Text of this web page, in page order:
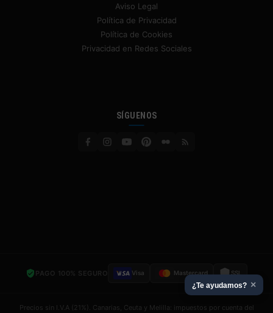
Aviso Legal
Política de Privacidad
Política de Cookies
Privacidad en Redes Sociales
SÍGUENOS
PAGO 100% SEGURO Visa Mastercard SSL
Precios sin I.V.A (21%). Canarias, Ceuta y Melilla: impuestos por cuenta del
¿Te ayudamos? ×